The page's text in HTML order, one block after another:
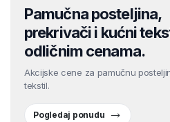
Pamučna posteljina,
prekrivači i kućni
odličnim cenama.
Akcijske cene za pamučnu
tekstil.
Pogledaj ponudu